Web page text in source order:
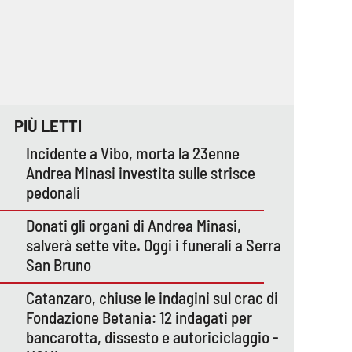
PIÙ LETTI
Incidente a Vibo, morta la 23enne
Andrea Minasi investita sulle strisce
pedonali
Donati gli organi di Andrea Minasi,
salverà sette vite. Oggi i funerali a Serra
San Bruno
Catanzaro, chiuse le indagini sul crac di
Fondazione Betania: 12 indagati per
bancarotta, dissesto e autoriciclaggio -